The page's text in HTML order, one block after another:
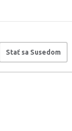
Stať sa Susedom